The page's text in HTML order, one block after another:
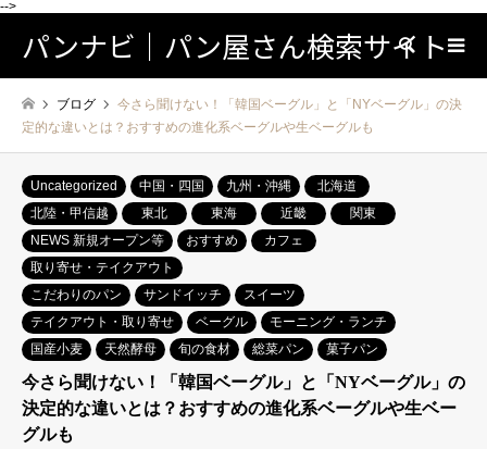
-->
パンナビ｜パン屋さん検索サイト検索
ブログ
今さら聞けない！「韓国ベーグル」と「NYベーグル」の決
定的な違いとは？おすすめの進化系ベーグルや生ベーグルも
Uncategorized 中国・四国 九州・沖縄
北海道
北陸・甲信越
東北 東海 近畿
関東
NEWS 新規オープン等
おすすめ
カフェ
取り寄せ・テイクアウト
こだわりのパン
サンドイッチ
スイーツ
テイクアウト・取り寄せ
ベーグル
モーニング・ランチ
国産小麦
天然酵母 旬の食材 総菜パン 菓子パン
今さら聞けない！「韓国ベーグル」と「NYベーグル」の
決定的な違いとは？おすすめの進化系ベーグルや生ベー
グルも